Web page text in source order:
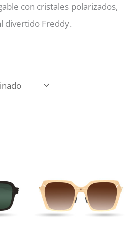
con cristales polarizados,
divertido Freddy.